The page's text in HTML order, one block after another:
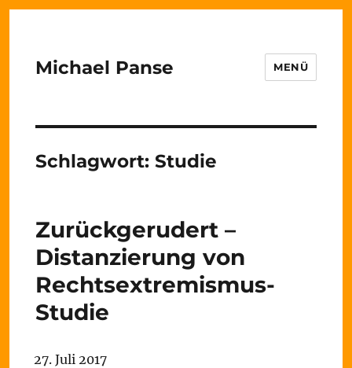
Michael Panse MENÜ
Schlagwort: Studie
Zurückgerudert –
Distanzierung von
Rechtsextremismus-
Studie
27. Juli 2017